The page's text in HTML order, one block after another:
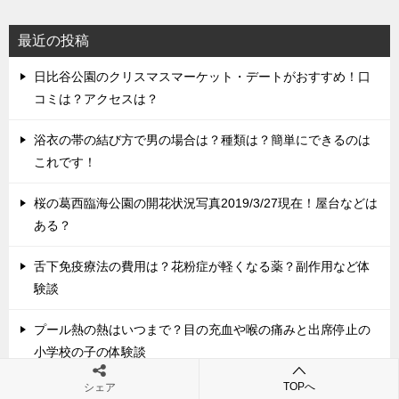
最近の投稿
日比谷公園のクリスマスマーケット・デートがおすすめ！口
コミは？アクセスは？
浴衣の帯の結び方で男の場合は？種類は？簡単にできるのは
これです！
桜の葛西臨海公園の開花状況写真2019/3/27現在！屋台などは
ある？
舌下免疫療法の費用は？花粉症が軽くなる薬？副作用など体
験談
プール熱の熱はいつまで？目の充血や喉の痛みと出席停止の
小学校の子の体験談
シェア TOPへ